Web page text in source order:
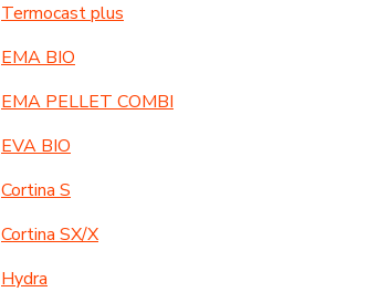
Termocast plus
EMA BIO
EMA PELLET COMBI
EVA BIO
Cortina S
Cortina SX/X
Hydra